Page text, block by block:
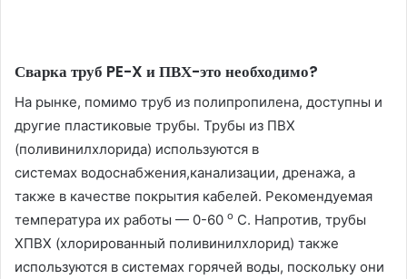
Сварка труб PE-X и ПВХ-это необходимо?
На рынке, помимо труб из полипропилена, доступны и
другие пластиковые трубы. Трубы из ПВХ
(поливинилхлорида) используются в
системах водоснабжения,канализации, дренажа, а
также в качестве покрытия кабелей. Рекомендуемая
температура их работы — 0-60 о С. Напротив, трубы
ХПВХ (хлорированный поливинилхлорид) также
используются в системах горячей воды, поскольку они